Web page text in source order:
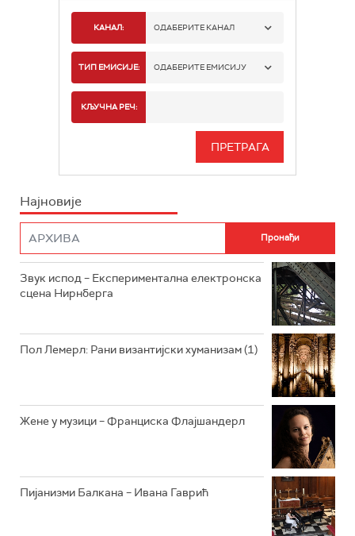
КАНАЛ: ОДАБЕРИТЕ КАНАЛ
РАДИО БЕОГРАД 1
РАДИО БЕОГРАД 3
РАДИО РОКЕНРОЛЕР
РАДИО ЏЕЗЕР
ТИП ЕМИСИЈЕ: ОДАБЕРИТЕ ЕМИСИЈУ
ИНФО
КЉУЧНА РЕЧ:
Најновије
Звук испод – Експериментална електронска
сцена Нирнберга
Пол Лемерл: Рани византијски хуманизам (1)
Жене у музици – Франциска Флајшандерл
Пијанизми Балкана – Ивана Гаврић